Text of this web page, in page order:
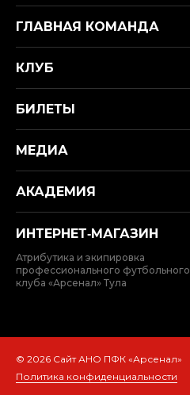
ГЛАВНАЯ КОМАНДА
КЛУБ
БИЛЕТЫ
МЕДИА
АКАДЕМИЯ
ИНТЕРНЕТ‑МАГАЗИН
Атрибутика и экипировка
профессионального футбольного
клуба «Арсенал» Тула
© 2026 Сайт АНО ПФК «Арсенал»
Политика конфиденциальности